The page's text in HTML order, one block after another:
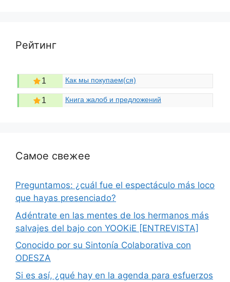
Рейтинг
1 Как мы покупаем(ся)
1 Книга жалоб и предложений
Самое свежее
Preguntamos: ¿cuál fue el espectáculo más loco
que hayas presenciado?
Adéntrate en las mentes de los hermanos más
salvajes del bajo con YOOKiE [ENTREVISTA]
Conocido por su Sintonía Colaborativa con
ODESZA
Si es así, ¿qué hay en la agenda para esfuerzos